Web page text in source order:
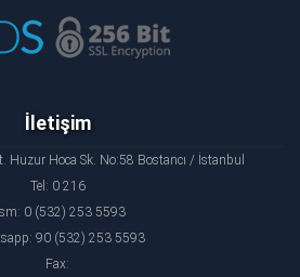
İletişim
Huzur Hoca Sk. No:58 Bostancı / İstanbul
Tel: 0 216
0 (532) 253 5593
90 (532) 253 5593
Fax: